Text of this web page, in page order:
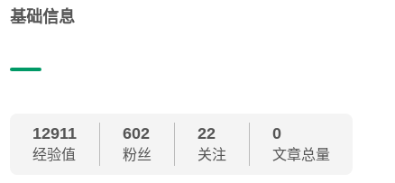
基础信息
12911
经验值
602
粉丝
22
关注
0
文章总量